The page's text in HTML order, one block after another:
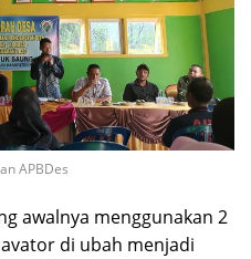
APBDes
awalnya menggunakan 2
di ubah menjadi